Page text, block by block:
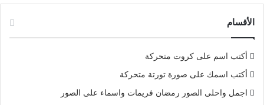
الأقسام
أكتب اسم على كروت متحركة
أكتب اسمك على صورة تورتة متحركة
اجمل واحلى الصور رمضان فريمات واسماء على الصور